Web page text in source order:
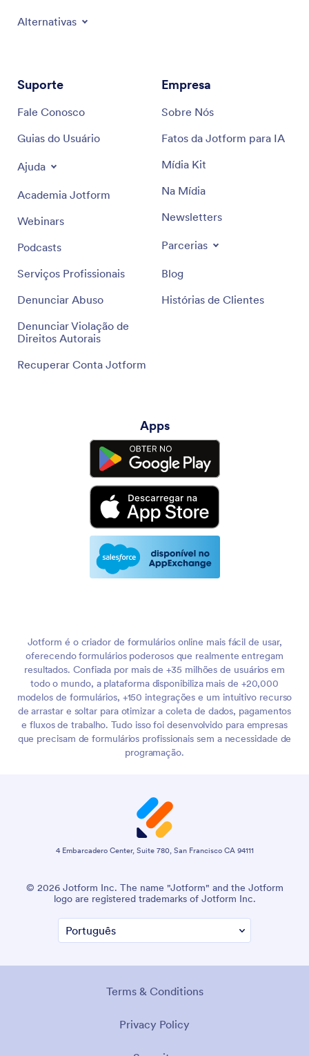
Alternativas
Suporte
Fale Conosco
Guias do Usuário
Ajuda
Academia Jotform
Webinars
Podcasts
Serviços Profissionais
Denunciar Abuso
Denunciar Violação de
Direitos Autorais
Recuperar Conta Jotform
Empresa
Sobre Nós
Fatos da Jotform para IA
Mídia Kit
Na Mídia
Newsletters
Parcerias
Blog
Histórias de Clientes
Apps
Jotform é o criador de formulários online mais fácil de usar,
oferecendo formulários poderosos que realmente entregam
resultados. Confiada por mais de +35 milhões de usuários em
todo o mundo, a plataforma disponibiliza mais de +20,000
modelos de formulários, +150 integrações e um intuitivo recurso
de arrastar e soltar para otimizar a coleta de dados, pagamentos
e fluxos de trabalho. Tudo isso foi desenvolvido para empresas
que precisam de formulários profissionais sem a necessidade de
programação.
4 Embarcadero Center, Suite 780, San Francisco CA 94111
© 2026 Jotform Inc. The name "Jotform" and the Jotform
logo are registered trademarks of Jotform Inc.
Terms & Conditions
Privacy Policy